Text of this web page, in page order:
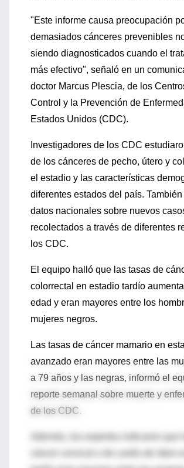
"Este informe causa preocupación
demasiados cánceres prevenibles
siendo diagnosticados cuando el
más efectivo", señaló en un
doctor Marcus Plescia, de los
Control y la Prevención de
Estados Unidos (CDC).
Investigadores de los CDC
de los cánceres de pecho, útero y
el estadio y las características
diferentes estados del país.
datos nacionales sobre nuevos
recolectados a través de diferentes
los CDC.
El equipo halló que las tasas de
colorrectal en estadio tardío
edad y eran mayores entre los
mujeres negros.
Las tasas de cáncer mamario en
avanzado eran mayores entre las
a 79 años y las negras, informó el
reporte semanal sobre muerte y
de los CDC.